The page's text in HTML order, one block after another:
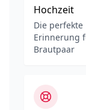
Hochzeit
Die perfekte
Erinnerung
Brautpaar